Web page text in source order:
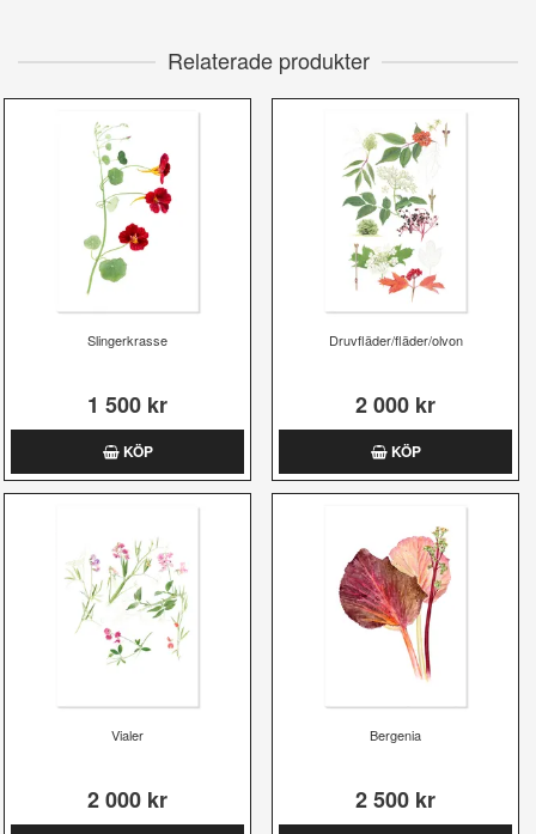
Relaterade produkter
Slingerkrasse
1 500 kr
KÖP
Druvfläder/fläder/olvon
2 000 kr
KÖP
Vialer
2 000 kr
Bergenia
2 500 kr